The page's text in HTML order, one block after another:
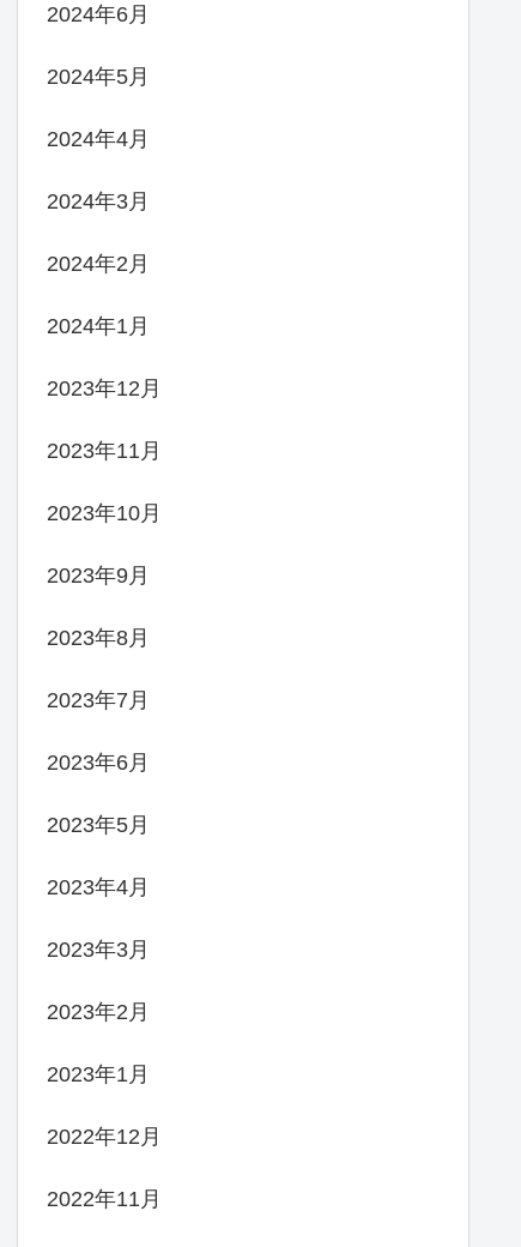
2024年6月
2024年5月
2024年4月
2024年3月
2024年2月
2024年1月
2023年12月
2023年11月
2023年10月
2023年9月
2023年8月
2023年7月
2023年6月
2023年5月
2023年4月
2023年3月
2023年2月
2023年1月
2022年12月
2022年11月